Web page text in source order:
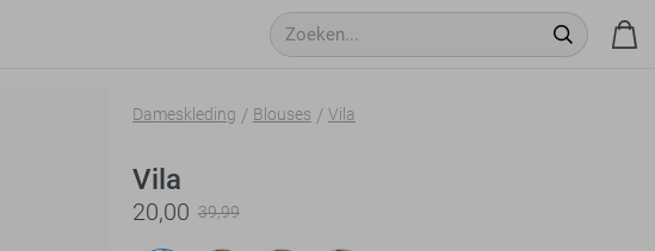
Dameskleding Blouses Vila
Vila
20,00 39,99